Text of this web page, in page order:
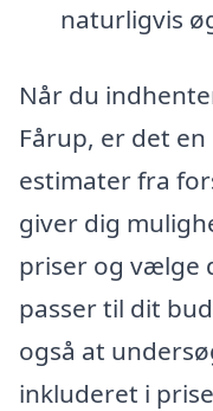
naturligvis
Når du
Fårup, er det
estimater fra
giver dig
priser og vælge
passer til dit
også at
inkluderet i